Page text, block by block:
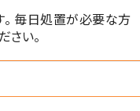
毎日処置が必要な方
さい。